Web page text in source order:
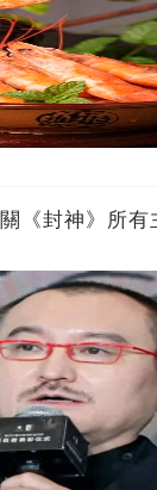
《封神》所有